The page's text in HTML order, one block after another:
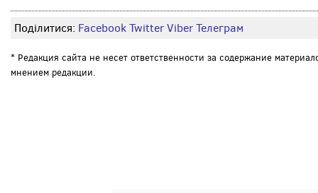
Поділитися: FacebookTwitterViberТелеграм
* Редакция сайта не несет ответственности за содержание
мнением редакции.